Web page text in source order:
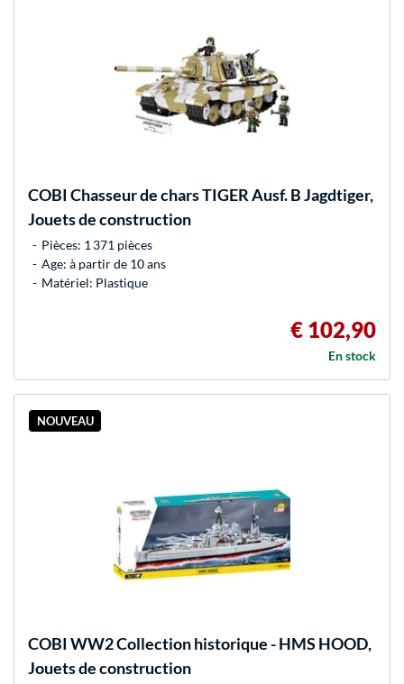
COBI Chasseur de chars TIGER Ausf. B Jagdtiger,
Jouets de construction
Pièces: 1 371 pièces
Age: à partir de 10 ans
Matériel: Plastique
€ 102,90
En stock
NOUVEAU
COBI WW2 Collection historique - HMS HOOD,
Jouets de construction